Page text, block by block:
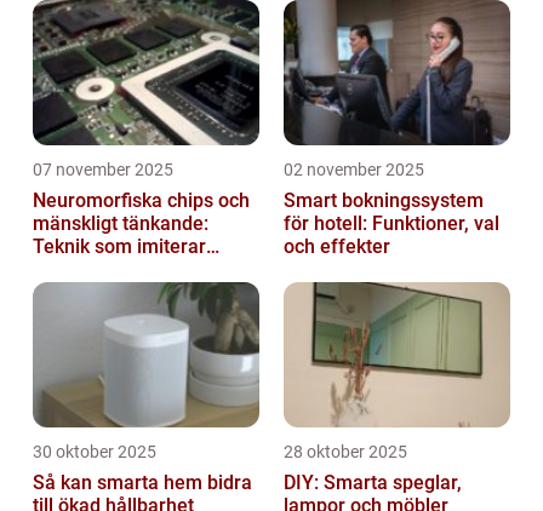
07 november 2025
Neuromorfiska chips och
mänskligt tänkande:
Teknik som imiterar
02 november 2025
Smart bokningssystem
för hotell: Funktioner, val
och effekter
30 oktober 2025
Så kan smarta hem bidra
till ökad hållbarhet
28 oktober 2025
DIY: Smarta speglar,
lampor och möbler